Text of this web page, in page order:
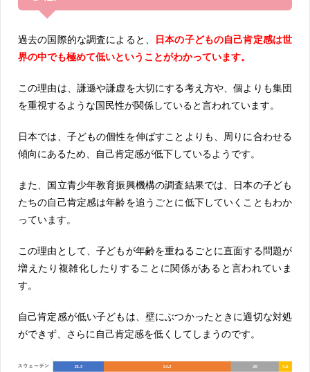
過去の国際的な調査によると、
日本の子どもの自己肯定感は世
界の中でも極めて低いということがわかっています。
この理由は、謙遜や謙虚を大切にする考え方や、個よりも集団
を重視するような国民性が関係していると言われています。
日本では、子どもの個性を伸ばすことよりも、周りに合わせる
傾向にあるため、自己肯定感が低下しているようです。
また、国立青少年教育振興機構の調査結果では、日本の子ども
たちの自己肯定感は年齢を追うごとに低下していくこともわか
っています。
この理由として、子どもが年齢を重ねるごとに直面する問題が
増えたり複雑化したりすることに関係があると言われていま
す。
自己肯定感が低い子どもは、壁にぶつかったときに適切な対処
ができず、さらに自己肯定感を低くしてしまうのです。